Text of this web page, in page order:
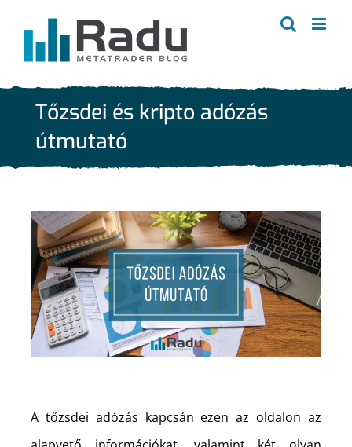
Tőzsdei és kripto adózás
útmutató
A tőzsdei adózás kapcsán ezen az oldalon az